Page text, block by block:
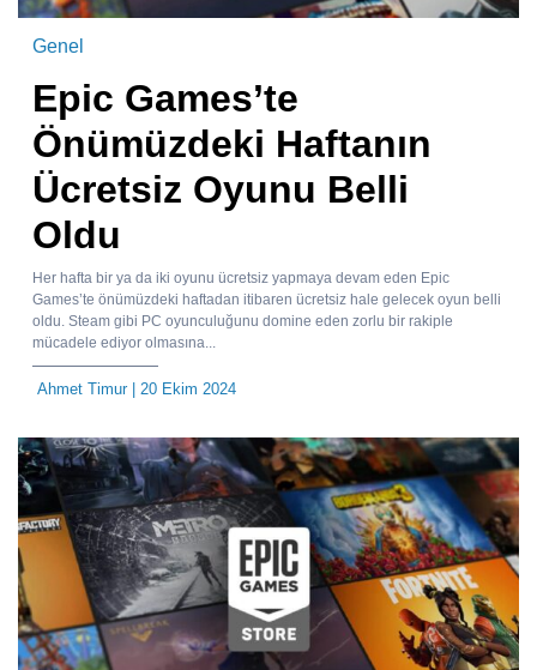
Genel
Epic Games’te
Önümüzdeki Haftanın
Ücretsiz Oyunu Belli
Oldu
Her hafta bir ya da iki oyunu ücretsiz yapmaya devam eden Epic
Games’te önümüzdeki haftadan itibaren ücretsiz hale gelecek oyun belli
oldu. Steam gibi PC oyunculuğunu domine eden zorlu bir rakiple
mücadele ediyor olmasına...
Ahmet Timur| 20 Ekim 2024